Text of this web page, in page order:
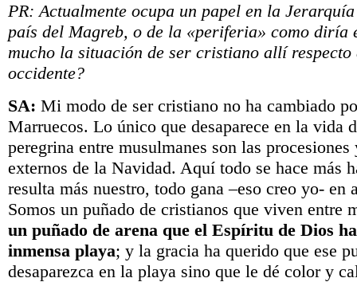
PR: Actualmente ocupa un papel en la
país del Magreb, o de la «periferia» como diría
mucho la situación de ser cristiano allí
occidente?
SA: Mi modo de ser cristiano no ha cambiado
Marruecos. Lo único que desaparece en la vida
peregrina entre musulmanes son las procesiones
externos de la Navidad. Aquí todo se hace más
resulta más nuestro, todo gana –eso creo yo- en
Somos un puñado de cristianos que viven entre
un puñado de arena que el Espíritu de Dios
inmensa playa; y la gracia ha querido que ese
desaparezca en la playa sino que le dé color y